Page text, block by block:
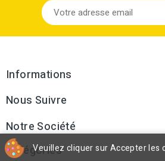
Informations
Nous Suivre
Notre Société
CatégoriesVeuillez cliquer sur Accepter les